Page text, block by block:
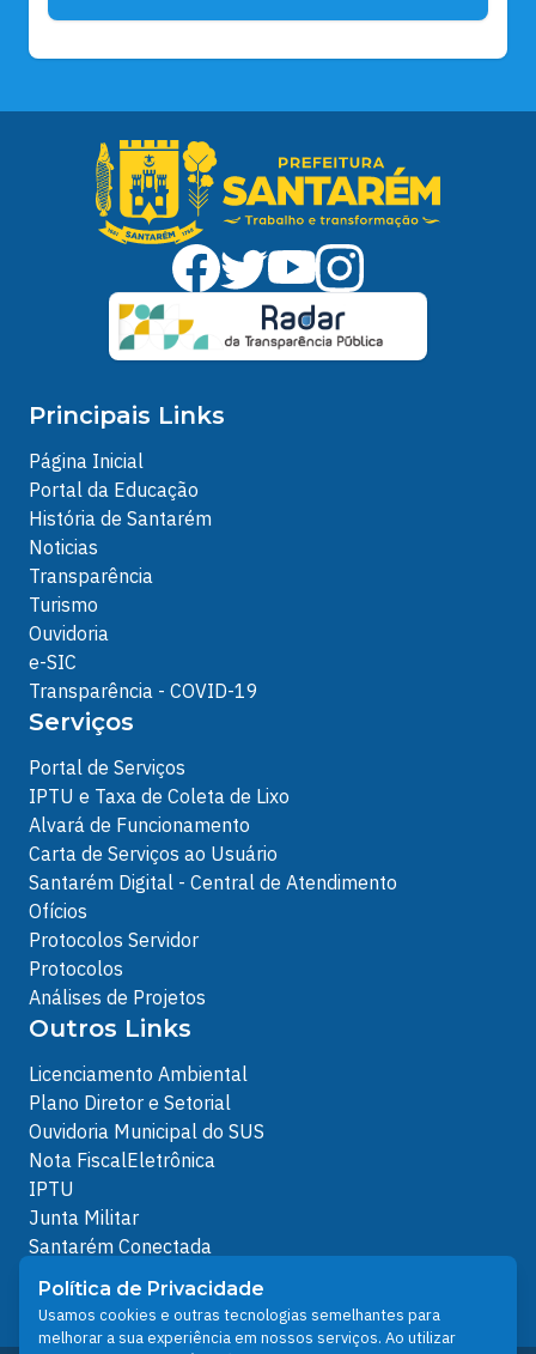
Principais Links
Página Inicial
Portal da Educação
História de Santarém
Noticias
Transparência
Turismo
Ouvidoria
e-SIC
Transparência - COVID-19
Serviços
Portal de Serviços
IPTU e Taxa de Coleta de Lixo
Alvará de Funcionamento
Carta de Serviços ao Usuário
Santarém Digital - Central de Atendimento
Ofícios
Protocolos Servidor
Protocolos
Análises de Projetos
Outros Links
Licenciamento Ambiental
Plano Diretor e Setorial
Ouvidoria Municipal do SUS
Nota FiscalEletrônica
IPTU
Junta Militar
Santarém Conectada
Política de Privacidade
People illustrations by Storyset
Política de Privacidade
Usamos cookies e outras tecnologias semelhantes para
melhorar a sua experiência em nossos serviços. Ao utilizar